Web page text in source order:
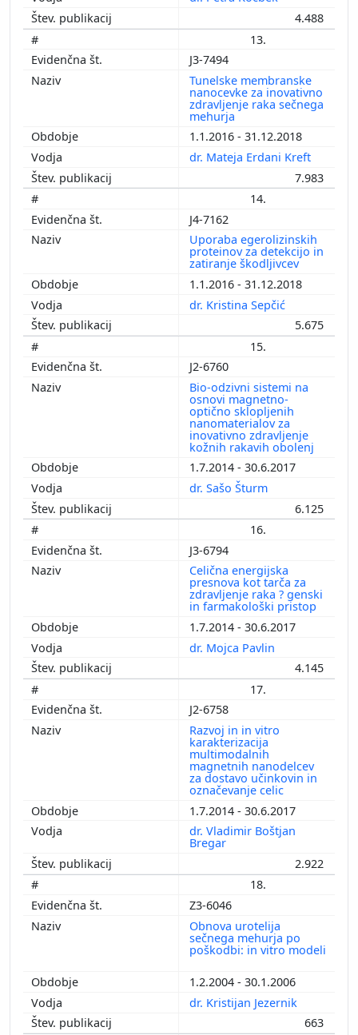
4.488
13.
J3-7494
Tunelske membranske
nanocevke za inovativno
zdravljenje raka sečnega
mehurja
1.1.2016 - 31.12.2018
dr. Mateja Erdani Kreft
7.983
14.
J4-7162
Uporaba egerolizinskih
proteinov za detekcijo in
zatiranje škodljivcev
1.1.2016 - 31.12.2018
dr. Kristina Sepčić
5.675
15.
J2-6760
Bio-odzivni sistemi na
osnovi magnetno-
optično sklopljenih
nanomaterialov za
inovativno zdravljenje
kožnih rakavih obolenj
1.7.2014 - 30.6.2017
dr. Sašo Šturm
6.125
16.
J3-6794
Celična energijska
presnova kot tarča za
zdravljenje raka ? genski
in farmakološki pristop
1.7.2014 - 30.6.2017
dr. Mojca Pavlin
4.145
17.
J2-6758
Razvoj in in vitro
karakterizacija
multimodalnih
magnetnih nanodelcev
za dostavo učinkovin in
označevanje celic
1.7.2014 - 30.6.2017
dr. Vladimir Boštjan
Bregar
2.922
18.
Z3-6046
Obnova urotelija
sečnega mehurja po
poškodbi: in vitro modeli
1.2.2004 - 30.1.2006
dr. Kristijan Jezernik
663